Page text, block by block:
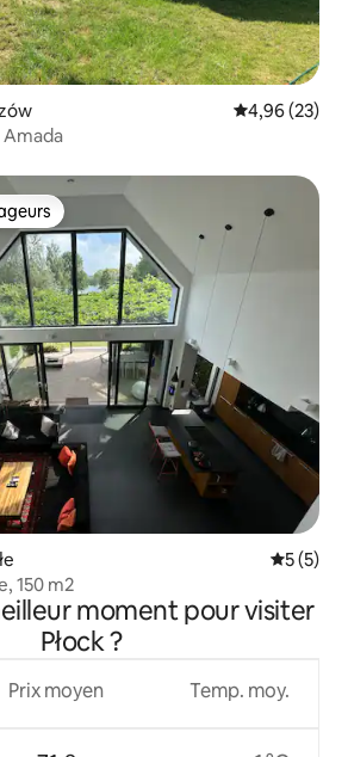
Évaluation
4,96 (23)
Amada
5 (5)
150 m2
moment pour visiter
Płock ?
Prix moyen Temp. moy.